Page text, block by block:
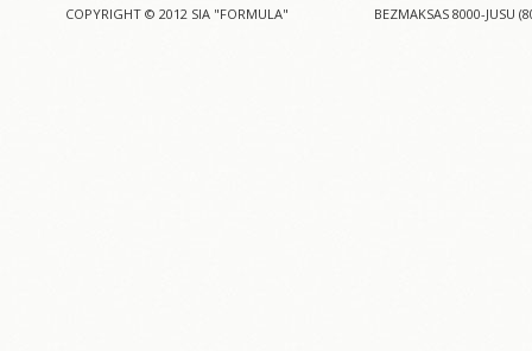
COPYRIGHT © 2012 SIA "FORMULA" BEZMAKSAS 8000-JUSU